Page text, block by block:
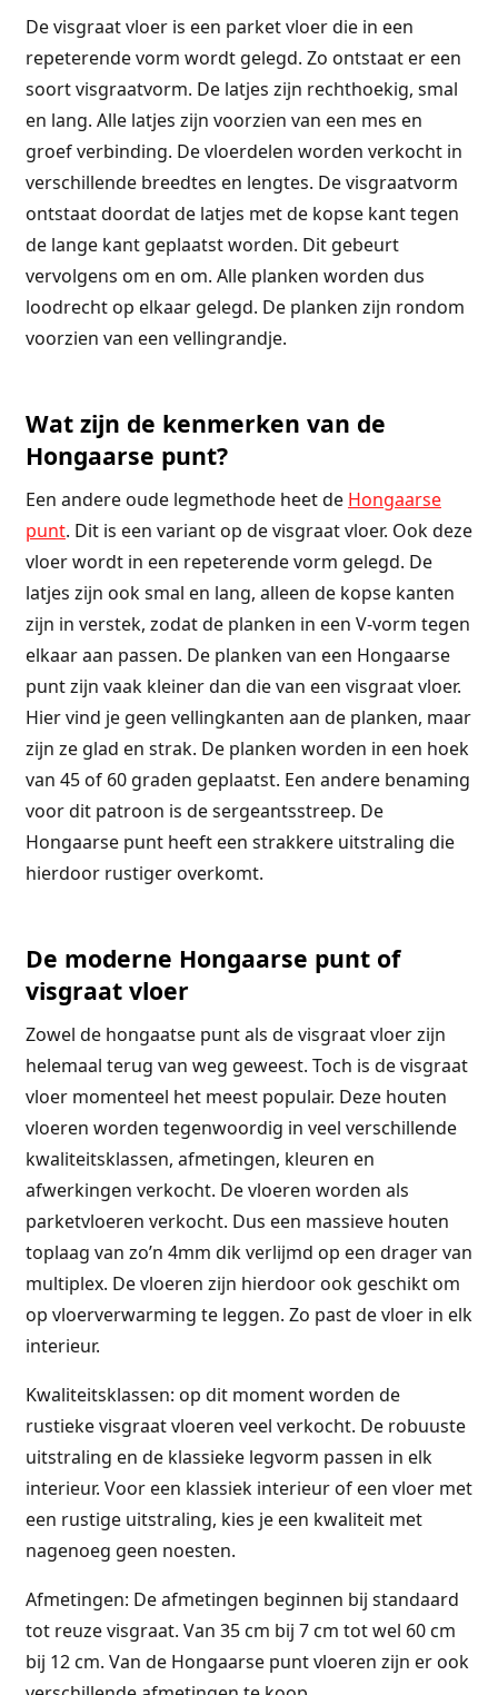
De visgraat vloer is een parket vloer die in een
repeterende vorm wordt gelegd. Zo ontstaat er een
soort visgraatvorm. De latjes zijn rechthoekig, smal
en lang. Alle latjes zijn voorzien van een mes en
groef verbinding. De vloerdelen worden verkocht in
verschillende breedtes en lengtes. De visgraatvorm
ontstaat doordat de latjes met de kopse kant tegen
de lange kant geplaatst worden. Dit gebeurt
vervolgens om en om. Alle planken worden dus
loodrecht op elkaar gelegd. De planken zijn rondom
voorzien van een vellingrandje.
Wat zijn de kenmerken van de
Hongaarse punt?
Een andere oude legmethode heet de Hongaarse
punt. Dit is een variant op de visgraat vloer. Ook deze
vloer wordt in een repeterende vorm gelegd. De
latjes zijn ook smal en lang, alleen de kopse kanten
zijn in verstek, zodat de planken in een V-vorm tegen
elkaar aan passen. De planken van een Hongaarse
punt zijn vaak kleiner dan die van een visgraat vloer.
Hier vind je geen vellingkanten aan de planken, maar
zijn ze glad en strak. De planken worden in een hoek
van 45 of 60 graden geplaatst. Een andere benaming
voor dit patroon is de sergeantsstreep. De
Hongaarse punt heeft een strakkere uitstraling die
hierdoor rustiger overkomt.
De moderne Hongaarse punt of
visgraat vloer
Zowel de hongaatse punt als de visgraat vloer zijn
helemaal terug van weg geweest. Toch is de visgraat
vloer momenteel het meest populair. Deze houten
vloeren worden tegenwoordig in veel verschillende
kwaliteitsklassen, afmetingen, kleuren en
afwerkingen verkocht. De vloeren worden als
parketvloeren verkocht. Dus een massieve houten
toplaag van zo’n 4mm dik verlijmd op een drager van
multiplex. De vloeren zijn hierdoor ook geschikt om
op vloerverwarming te leggen. Zo past de vloer in elk
interieur.
Kwaliteitsklassen: op dit moment worden de
rustieke visgraat vloeren veel verkocht. De robuuste
uitstraling en de klassieke legvorm passen in elk
interieur. Voor een klassiek interieur of een vloer met
een rustige uitstraling, kies je een kwaliteit met
nagenoeg geen noesten.
Afmetingen: De afmetingen beginnen bij standaard
tot reuze visgraat. Van 35 cm bij 7 cm tot wel 60 cm
bij 12 cm. Van de Hongaarse punt vloeren zijn er ook